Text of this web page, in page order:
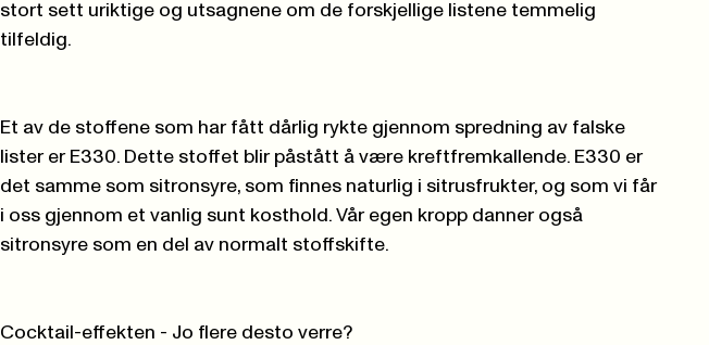
stort sett uriktige og utsagnene om de forskjellige listene temmelig
tilfeldig.
Et av de stoffene som har fått dårlig rykte gjennom spredning av falske
lister er E330. Dette stoffet blir påstått å være kreftfremkallende. E330 er
det samme som sitronsyre, som finnes naturlig i sitrusfrukter, og som vi får
i oss gjennom et vanlig sunt kosthold. Vår egen kropp danner også
sitronsyre som en del av normalt stoffskifte.
Cocktail-effekten - Jo flere desto verre?